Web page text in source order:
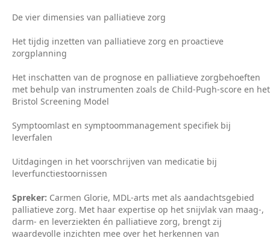
De vier dimensies van palliatieve zorg
Het tijdig inzetten van palliatieve zorg en proactieve
zorgplanning
Het inschatten van de prognose en palliatieve zorgbehoeften
met behulp van instrumenten zoals de Child-Pugh-score en het
Bristol Screening Model
Symptoomlast en symptoommanagement specifiek bij
leverfalen
Uitdagingen in het voorschrijven van medicatie bij
leverfunctiestoornissen
Spreker: Carmen Glorie, MDL-arts met als aandachtsgebied
palliatieve zorg. Met haar expertise op het snijvlak van maag-,
darm- en leverziekten én palliatieve zorg, brengt zij
waardevolle inzichten mee over het herkennen van